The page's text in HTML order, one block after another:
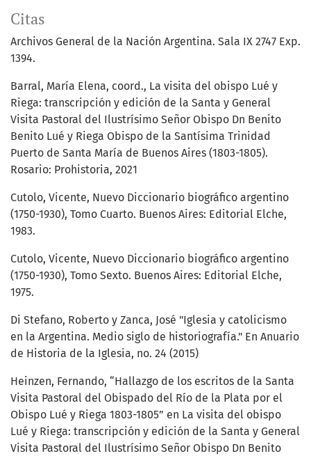
Citas
Archivos General de la Nación Argentina. Sala IX 2747 Exp.
1394.
Barral, María Elena, coord., La visita del obispo Lué y
Riega: transcripción y edición de la Santa y General
Visita Pastoral del Ilustrísimo Señor Obispo Dn Benito
Benito Lué y Riega Obispo de la Santísima Trinidad
Puerto de Santa María de Buenos Aires (1803-1805).
Rosario: Prohistoria, 2021
Cutolo, Vicente, Nuevo Diccionario biográfico argentino
(1750-1930), Tomo Cuarto. Buenos Aires: Editorial Elche,
1983.
Cutolo, Vicente, Nuevo Diccionario biográfico argentino
(1750-1930), Tomo Sexto. Buenos Aires: Editorial Elche,
1975.
Di Stefano, Roberto y Zanca, José "Iglesia y catolicismo
en la Argentina. Medio siglo de historiografía." En Anuario
de Historia de la Iglesia, no. 24 (2015)
Heinzen, Fernando, “Hallazgo de los escritos de la Santa
Visita Pastoral del Obispado del Río de la Plata por el
Obispo Lué y Riega 1803-1805” en La visita del obispo
Lué y Riega: transcripción y edición de la Santa y General
Visita Pastoral del Ilustrísimo Señor Obispo Dn Benito